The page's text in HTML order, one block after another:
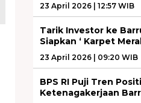
23 April 2026 | 12:57 WIB
Tarik Investor ke
Siapkan ‘ Karpet
23 April 2026 | 09:20 WIB
BPS RI Puji Tren
Ketenagakerjaan